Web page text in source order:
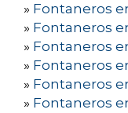
» Fontaneros
» Fontaneros
» Fontaneros
» Fontaneros
» Fontaneros
» Fontaneros